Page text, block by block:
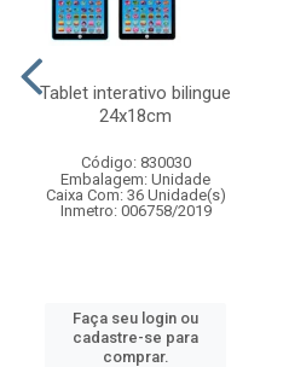
Tablet interativo bilingue
24x18cm
Código: 830030
Embalagem: Unidade
Caixa Com: 36 Unidade(s)
Inmetro: 006758/2019
Faça seu login ou
cadastre-se para
comprar.